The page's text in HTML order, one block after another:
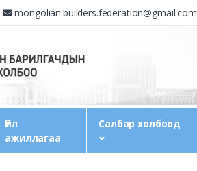
mongolian.builders.federation@gmail.com
Үйл
ажиллагаа
Салбар холбоод